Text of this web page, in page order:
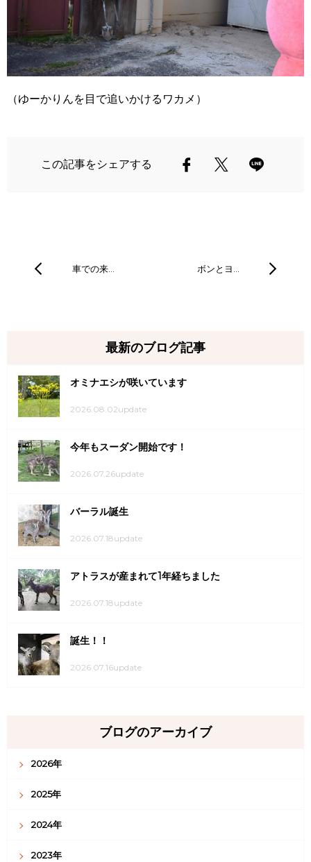
（ゆーかりんを目で追いかけるワカメ）
この記事をシェアする
車での来… ボンとヨ…
最新のブログ記事
オミナエシが咲いています
2026.08.02update
今年もスーダン開始です！
2026.07.26update
バーラル誕生
2026.07.18update
アトラスが産まれて1年経ちました
2026.07.18update
誕生！！
2026.07.16update
ブログのアーカイブ
2026年
2025年
2024年
2023年